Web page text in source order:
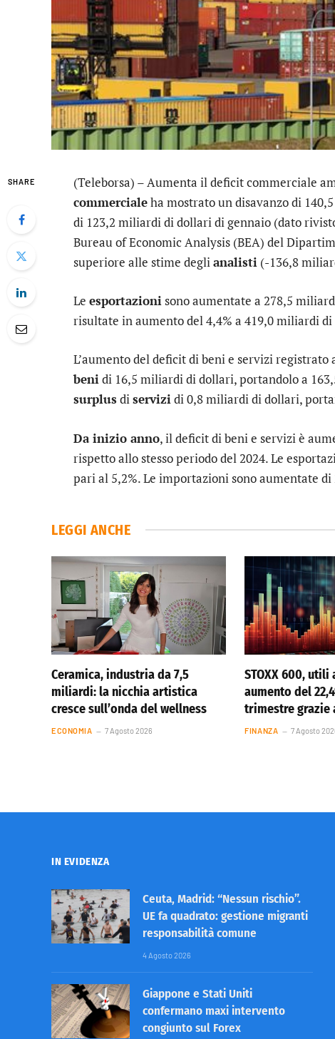
SHARE (Teleborsa) – Aumenta il deficit commerciale
commercialeha mostrato un disavanzo di
di 123,2 miliardi di dollari di gennaio (dato
Bureau of Economic Analysis (BEA) del
superiore alle stime deglianalisti (-136,8
Le esportazionisono aumentate a 278,5
risultate in aumento del 4,4% a 419,0 miliardi
L’aumento del deficit di beni e servizi
benidi 16,5 miliardi di dollari, portandolo a
surplusdiservizidi 0,8 miliardi di dollari,
Da inizio anno, il deficit di beni e servizi è
rispetto allo stesso periodo del 2024. Le
pari al 5,2%. Le importazioni sono aumentate
LEGGI ANCHE
Ceramica, industria da 7,5
miliardi: la nicchia artistica
cresce sull’onda del wellness
ECONOMIA 7 Agosto 2026
STOXX 600,
aumento del
trimestre grazie
FINANZA 7 Agosto
IN EVIDENZA
Ceuta, Madrid: “Nessun rischio”.
UE fa quadrato: gestione migranti
responsabilità comune
4 Agosto 2026
Giappone e Stati Uniti
confermano maxi intervento
congiunto sul Forex